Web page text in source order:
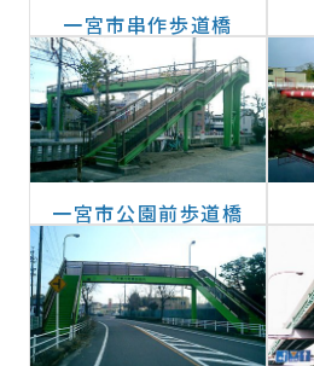
一宮市串作歩道橋
一宮市公園前歩道橋